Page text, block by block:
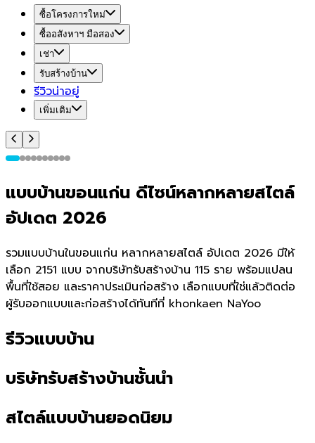
ซื้อโครงการใหม่
ซื้ออสังหาฯ มือสอง
เช่า
รับสร้างบ้าน
รีวิวน่าอยู่
เพิ่มเติม
แบบบ้านขอนแก่น ดีไซน์หลากหลายสไตล์
อัปเดต 2026
รวมแบบบ้านในขอนแก่น หลากหลายสไตล์ อัปเดต 2026 มีให้
เลือก 2151 แบบ จากบริษัทรับสร้างบ้าน 115 ราย พร้อมแปลน
พื้นที่ใช้สอย และราคาประเมินก่อสร้าง เลือกแบบที่ใช่แล้วติดต่อ
ผู้รับออกแบบและก่อสร้างได้ทันทีที่ khonkaen NaYoo
รีวิวแบบบ้าน
บริษัทรับสร้างบ้านชั้นนำ
สไตล์แบบบ้านยอดนิยม